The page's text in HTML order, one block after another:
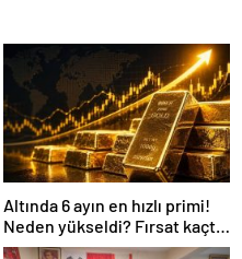
Altında 6 ayın en hızlı primi!
Neden yükseldi? Fırsat kaçtı
mı? İşte yeni hedef